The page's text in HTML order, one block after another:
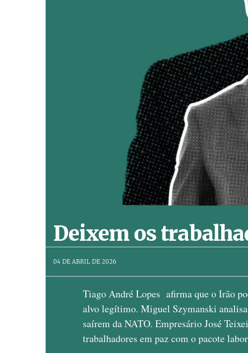
Deixem os
04 DE ABRIL DE 2026
Tiago André Lopes afirma que o Irão
alvo legítimo. Miguel Szymanski
saírem da NATO. Empresário José
trabalhadores em paz com o pacote